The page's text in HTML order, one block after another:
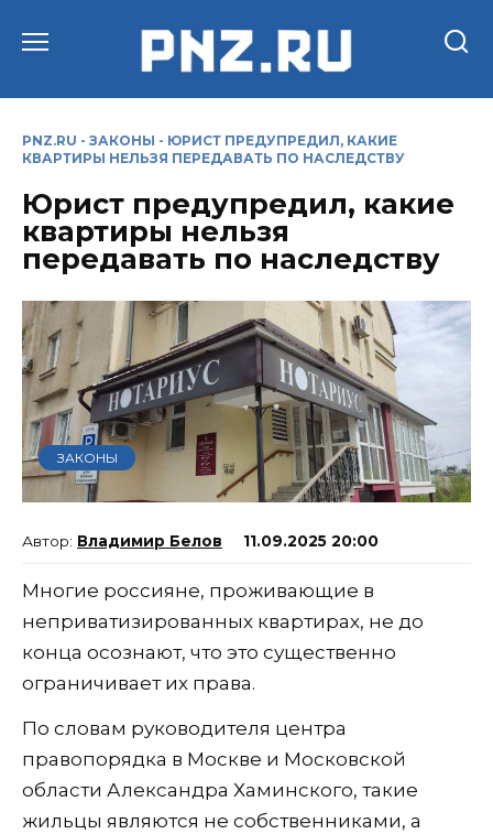
PNZ.RU - ЗАКОНЫ - ЮРИСТ ПРЕДУПРЕДИЛ, КАКИЕ
КВАРТИРЫ НЕЛЬЗЯ ПЕРЕДАВАТЬ ПО НАСЛЕДСТВУ
Юрист предупредил, какие
квартиры нельзя
передавать по наследству
ЗАКОНЫ
Владимир Белов 11.09.2025 20:00
Многие россияне, проживающие в
неприватизированных квартирах, не до
конца осознают, что это существенно
ограничивает их права.
По словам руководителя центра
правопорядка в Москве и Московской
области Александра Хаминского, такие
жильцы являются не собственниками, а